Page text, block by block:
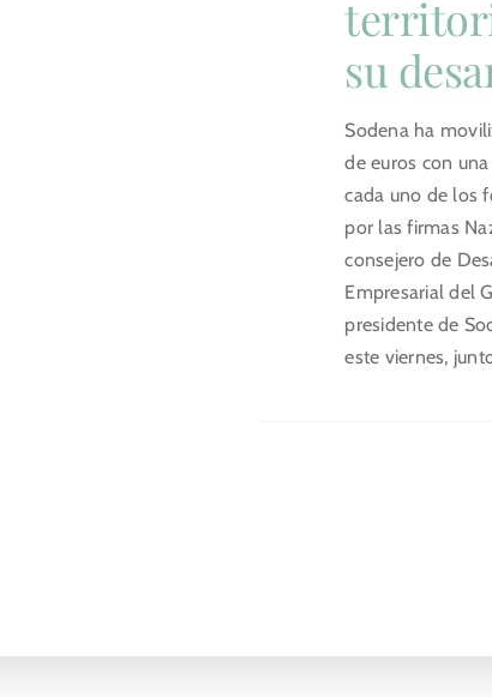
su
Sodena ha
de euros con
cada uno de los
por las firmas
consejero de
Empresarial del
presidente de
este viernes,